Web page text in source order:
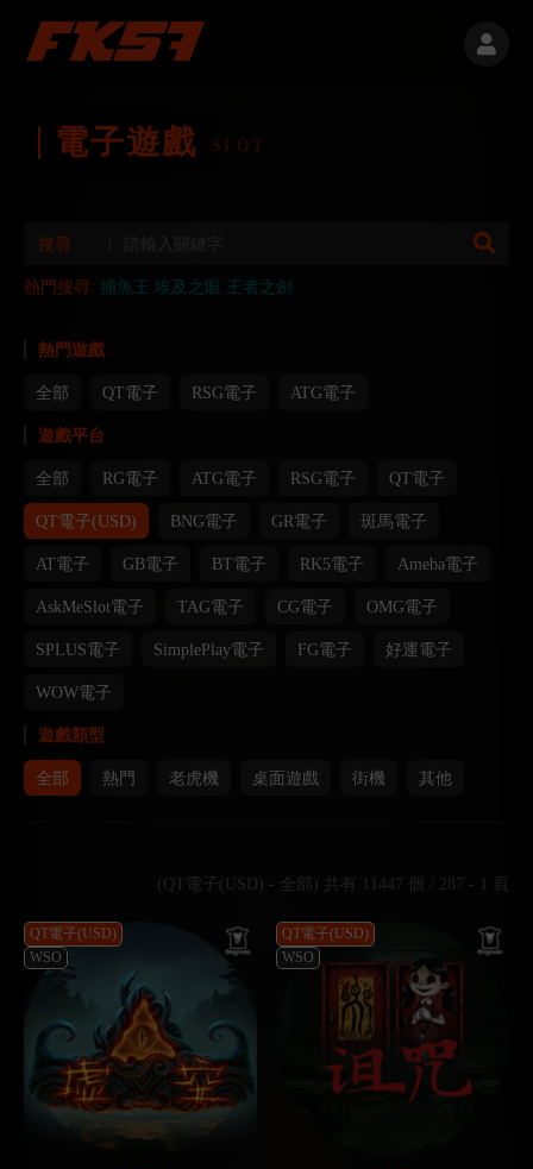
電子遊戲 SLOT
搜尋
熱門搜尋: 捕魚王 埃及之眼 王者之劍
熱門遊戲
全部 QT電子 RSG電子 ATG電子
遊戲平台
全部 RG電子 ATG電子 RSG電子 QT電子
QT電子(USD) BNG電子 GR電子 斑馬電子
AT電子 GB電子 BT電子 RK5電子 Ameba電子
AskMeSlot電子 TAG電子 CG電子 OMG電子
SPLUS電子 SimplePlay電子 FG電子 好運電子
WOW電子
遊戲類型
全部 熱門 老虎機 桌面遊戲 街機 其他
(QT電子(USD) - 全部) 共有 11447 個 / 287 - 1 頁
QT電子(USD)
WSO
QT電子(USD)
WSO